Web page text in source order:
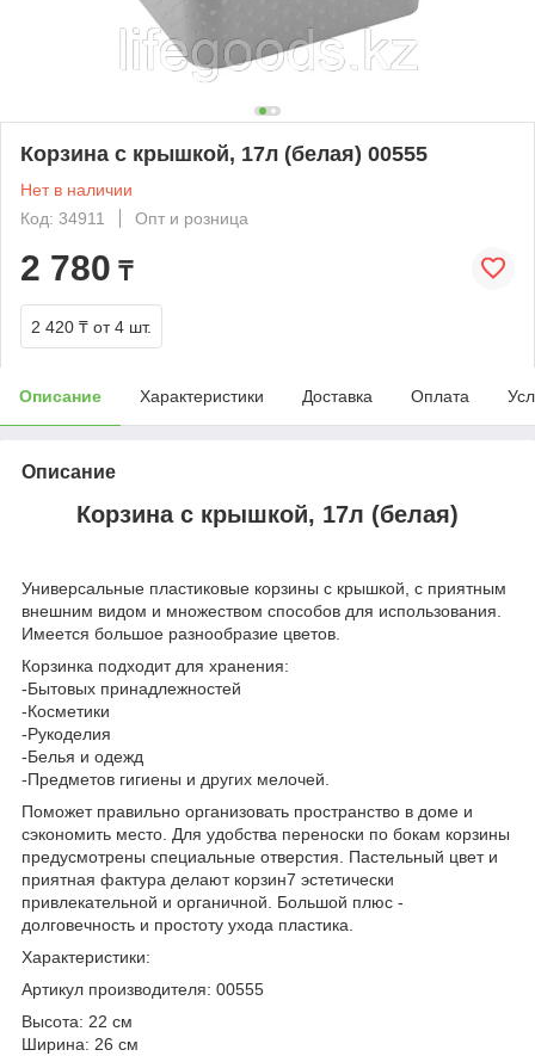
Корзина с крышкой, 17л (белая) 00555
Нет в наличии
Код: 34911
Опт и розница
2 780 ₸
2 420 ₸ от 4 шт.
Описание Характеристики Доставка Оплата
Описание
Корзина с крышкой, 17л (белая)
Универсальные пластиковые корзины с крышкой, с приятным
внешним видом и множеством способов для использования.
Имеется большое разнообразие цветов.
Корзинка подходит для хранения:
-Бытовых принадлежностей
-Косметики
-Рукоделия
-Белья и одежд
-Предметов гигиены и других мелочей.
Поможет правильно организовать пространство в доме и
сэкономить место. Для удобства переноски по бокам корзины
предусмотрены специальные отверстия. Пастельный цвет и
приятная фактура делают корзин7 эстетически
привлекательной и органичной. Большой плюс -
долговечность и простоту ухода пластика.
Характеристики:
Артикул производителя: 00555
Высота: 22 см
Ширина: 26 см